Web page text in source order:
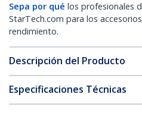
Sepa por qué los profesionales
StarTech.com para los
rendimiento.
Descripción del Producto
Especificaciones Técnicas